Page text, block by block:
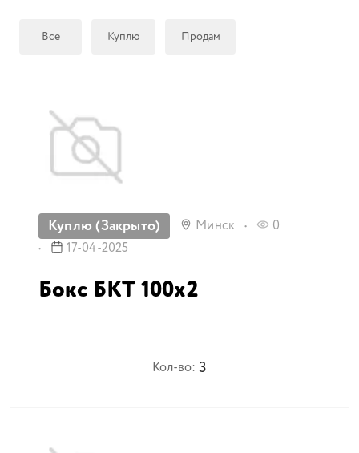
Все Куплю Продам
Куплю (Закрыто) Минск
0
17-04-2025
Бокс БКТ 100х2
Кол-во: 3